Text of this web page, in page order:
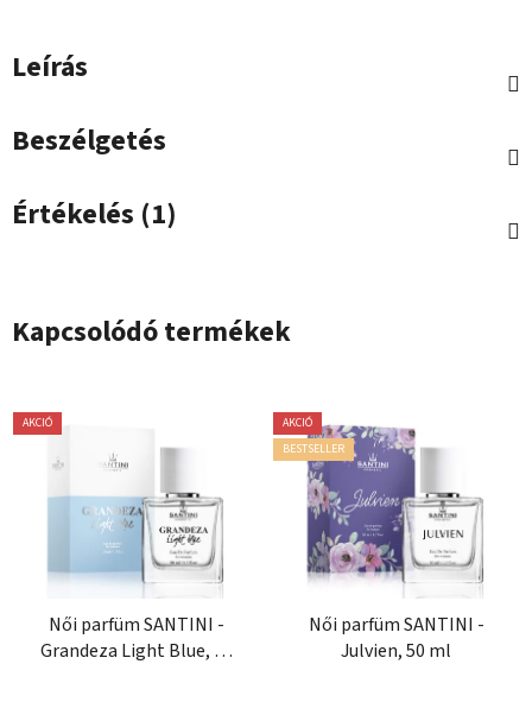
Leírás
Beszélgetés
Értékelés (1)
Kapcsolódó termékek
AKCIÓ
Női parfüm SANTINI -
Grandeza Light Blue, 50
AKCIÓ
BESTSELLER
Női parfüm SANTINI -
Julvien, 50 ml